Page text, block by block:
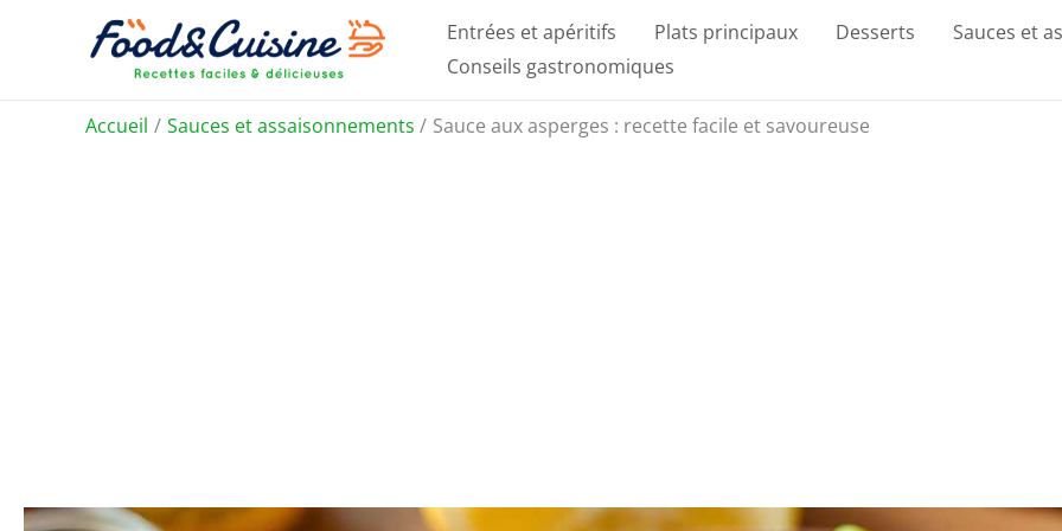
Entrées et apéritifs Plats principaux Desserts Sauces et
Conseils gastronomiques
Accueil Sauces et assaisonnements Sauce aux asperges : recette facile et savoureuse